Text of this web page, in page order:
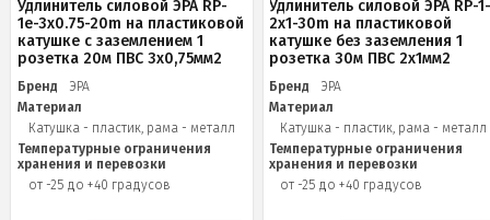
Удлинитель силовой ЭРА RP-
1e-3х0.75-20m на пластиковой
катушке c заземлением 1
розетка 20м ПВС 3х0,75мм2
Бренд
ЭРА
Материал
Катушка - пластик, рама - металл
Температурные ограничения
хранения и перевозки
от -25 до +40 градусов
Удлинитель силовой ЭРА RP-
2x1-30m на пластиковой
катушке без заземления 1
розетка 30м ПВС 2x1мм2
Бренд
ЭРА
Материал
Катушка - пластик, рама - металл
Температурные ограничения
хранения и перевозки
от -25 до +40 градусов